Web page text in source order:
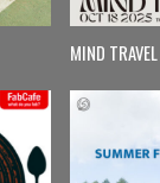
MIND TRAVEL